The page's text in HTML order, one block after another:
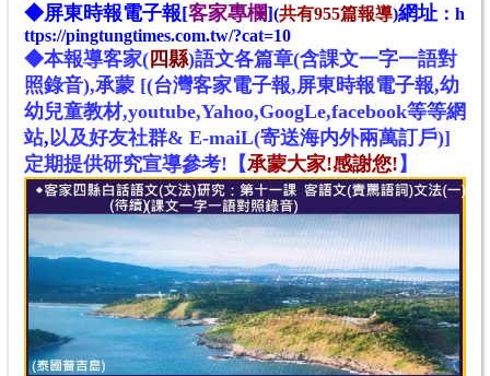
◆屏東時報電子報[客家專欄](共有955篇報導)網址 ： h
ttps://pingtungtimes.com.tw/?cat=10
◆本報導客家( 四縣)語文各篇章(含課文一字一語對
照錄音),承蒙 [(台灣客家電子報,屏東時報電子報,幼
幼兒童教材,youtube,Yahoo,GoogLe,facebook等等網
站, 以及好友社群& E-maiL(寄送海内外兩萬訂戶)]
定期提供研究宣導參考! 【承蒙大家!感謝您! 】